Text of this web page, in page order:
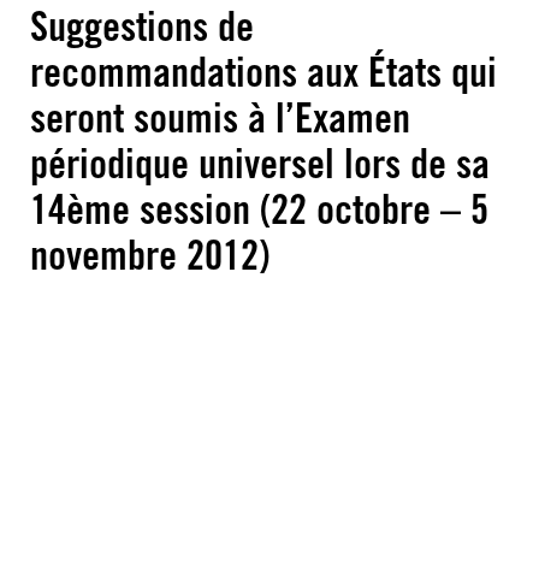
Suggestions de
recommandations aux États qui
seront soumis à l’Examen
périodique universel lors de sa
14ème session (22 octobre – 5
novembre 2012)